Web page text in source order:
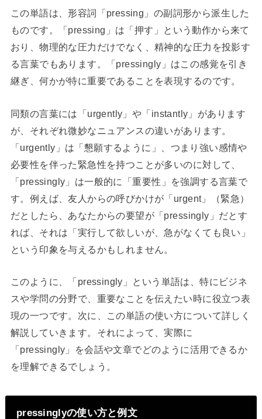
この単語は、形容詞「pressing」の副詞形から派生した
ものです。「pressing」は「押す」という動作から来て
おり、物理的な圧力だけでなく、精神的な圧力を投影す
る言葉でもあります。「pressingly」はこの感覚を引き
継ぎ、何かが特に重要であることを表現するのです。
同類の言葉には「urgently」や「instantly」があります
が、それぞれ微妙なニュアンスの違いがあります。
「urgently」は「懇願するように」、つまり強い感情や
必要性を伴った緊急性を持つことが多いのに対して、
「pressingly」は一般的に「重要性」を強調する言葉で
す。例えば、友人からの呼びかけが「urgent」（緊急）
だとしたら、あなたからの要望が「pressingly」だとす
れば、それは「実行して欲しいが、急がなくても良い」
という印象を与えるかもしれません。
このように、「pressingly」という単語は、特にビジネ
スや学問の分野で、重要なことを伝えたい時に役立つ表
現の一つです。次に、この単語の使い方について詳しく
解説していきます。それによって、実際に
「pressingly」を会話や文章でどのように活用できるか
を理解できるでしょう。
pressinglyの使い方と例文